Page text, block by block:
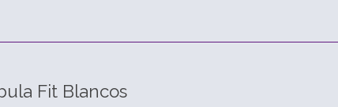
Fit Blancos